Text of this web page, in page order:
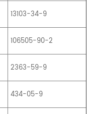
13103-34-9
106505-90-2
2363-59-9
434-05-9